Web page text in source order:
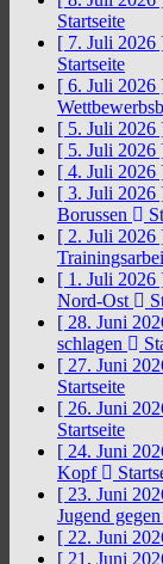
Startseite
[ 7. Juli 2026
Startseite
[ 6. Juli 2026
[ 5. Juli 2026
[ 5. Juli 2026
[ 4. Juli 2026
[ 3. Juli 2026
Borussen
[ 2. Juli 2026
[ 1. Juli 2026
Nord-Ost
[ 28. Juni
schlagen
[ 27. Juni
Startseite
[ 26. Juni
Startseite
[ 24. Juni
Kopf
[ 23. Juni
Jugend
[ 22. Juni
[ 21. Juni